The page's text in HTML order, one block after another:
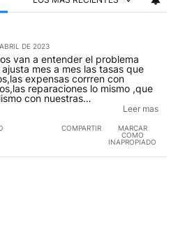
DE 2023
van a entender el problema
mes a mes las tasas que
expensas corrren con
reparaciones lo mismo ,que
con nuestras
que lo unico que deben
dueño no le sirve
todos sus gastos suben de
Leer mas
COMPARTIR
MARCAR
COMO
INAPROPIADO